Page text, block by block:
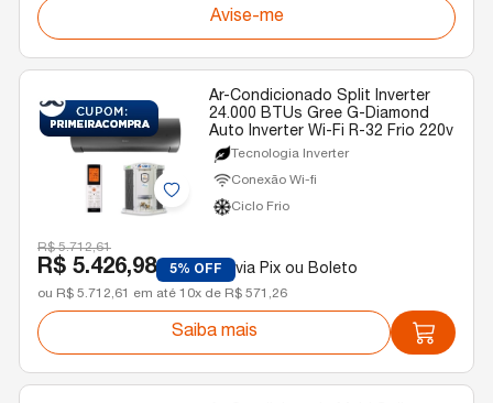
Avise-me
Ar-Condicionado Split Inverter
24.000 BTUs Gree G-Diamond
Auto Inverter Wi-Fi R-32 Frio 220v
Tecnologia Inverter
Conexão Wi-fi
Ciclo Frio
R$ 5.712,61
R$ 5.426,98 5% OFF via Pix ou Boleto
ou R$ 5.712,61 em até 10x de R$ 571,26
Saiba mais